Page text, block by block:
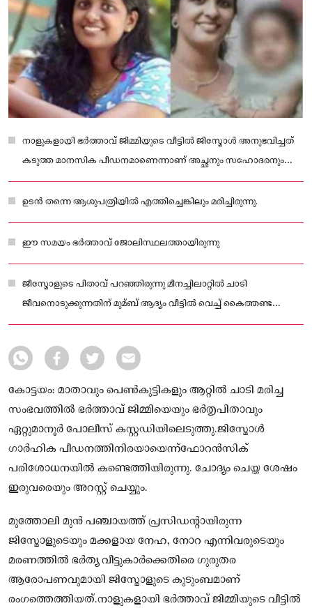
നാളുകളായി ഭർത്താവ് ജിമ്മിയുടെ വീട്ടിൽ ജിസ്മോൾ അനുഭവിച്ചത്
കടുത്ത മാനസിക പീഡനമാണെന്നാണ് അച്ഛനും സഹോദരനും
പറഞ്ഞിരുന്നത്.
ഉടൻ തന്നെ ആശുപത്രിയിൽ എത്തിച്ചെങ്കിലും മരിച്ചിരുന്നു.
ഈ സമയം ഭർത്താവ് ജോലിസ്ഥലത്തായിരുന്നു
ജീസ്മോളുടെ പിതാവ് പറഞ്ഞിരുന്നു മീനച്ചിലാറ്റിൽ ചാടി
ജീവനൊടുക്കുന്നതിന് മുമ്ബ് ആദ്യം വീട്ടിൽ വെച്ച് കൈത്തണ്ട
മുറിച്ചും മക്കൾക്ക് വിഷം നൽകിയും ആത്മഹത്യ ചെയ്യാനുള്ള ശ്രമം
കോട്ടയം: മാതാവും പെൺകുട്ടികളും ആറ്റിൽ ചാടി മരിച്ച
സംഭവത്തിൽ ഭർത്താവ് ജിമ്മിയെയും ഭർതൃപിതാവും
ഏറ്റുമാനൂർ പോലീസ് കസ്റ്റഡിയിലെടുത്തു.ജിസ്മോൾ
ഗാർഹിക പീഡനത്തിനിരയായെന്ന്ഫോറൻസിക്
പരിശോധനയിൽ കണ്ടെത്തിയിരുന്നു. ചോദ്യം ചെയ്ത ശേഷം
ഇരുവരെയും അറസ്റ്റ് ചെയ്യും.
മുത്തോലി മുൻ പഞ്ചായത്ത് പ്രസിഡന്റായിരുന്ന
ജിസ്മോളുടെയും മക്കളായ നേഹ, നോറ എന്നിവരുടെയും
മരണത്തിൽ ഭർത്യ വീട്ടുകാർക്കെതിരെ ഗുരുതര
ആരോപണവുമായി ജിസ്മോളുടെ കുടുംബമാണ്
രംഗത്തെത്തിയത്.നാളുകളായി ഭർത്താവ് ജിമ്മിയുടെ വീട്ടിൽ